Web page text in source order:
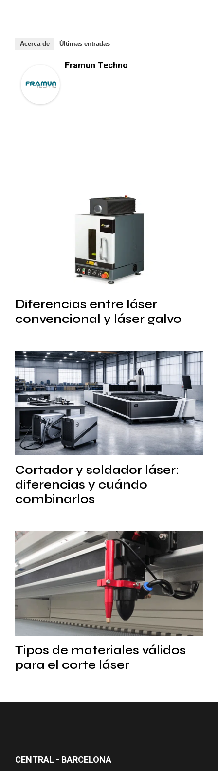
Acerca de Últimas entradas
Framun Techno
Diferencias entre láser
convencional y láser galvo
Cortador y soldador láser:
diferencias y cuándo
combinarlos
Tipos de materiales válidos
para el corte láser
CENTRAL - BARCELONA